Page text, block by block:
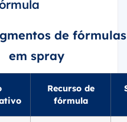
de
em spray
Recurso de
fórmula